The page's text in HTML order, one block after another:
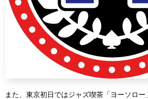
また、東京初日ではジャズ喫茶「ヨーソロー